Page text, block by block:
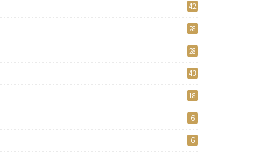
42
28
28
43
18
6
6